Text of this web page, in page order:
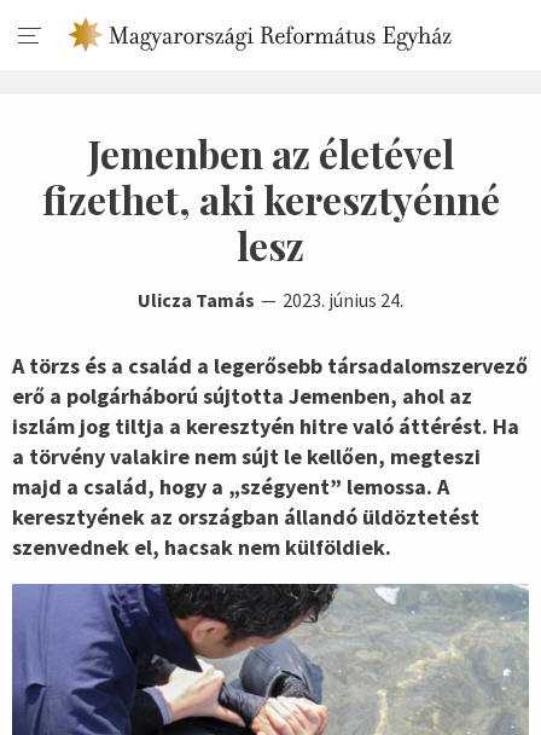
Jemenben az életével
fizethet, aki keresztyénné
lesz
Ulicza Tamás 2023. június 24.
A törzs és a család a legerősebb társadalomszervező
erő a polgárháború sújtotta Jemenben, ahol az
iszlám jog tiltja a keresztyén hitre való áttérést. Ha
a törvény valakire nem sújt le kellően, megteszi
majd a család, hogy a „szégyent” lemossa. A
keresztyének az országban állandó üldöztetést
szenvednek el, hacsak nem külföldiek.